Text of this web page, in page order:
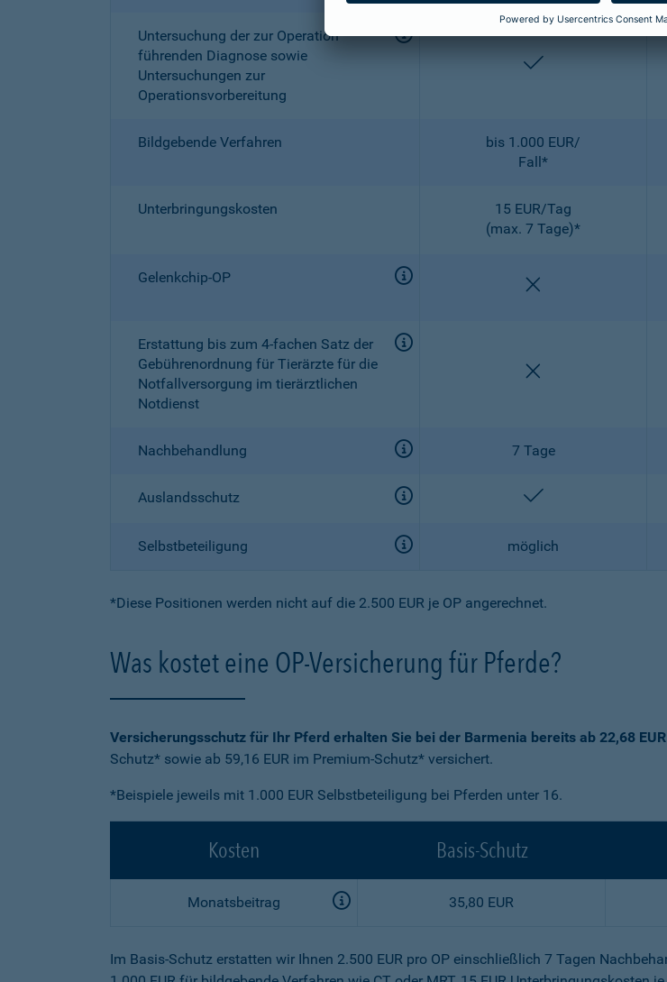
Untersuchung der zur Operation
führenden Diagnose sowie
Untersuchungen zur
Operationsvorbereitung
enthalten
Bildgebende Verfahren
bis 1.000 EUR/
Fall*
Unterbringungskosten
15 EUR/Tag
(max. 7 Tage)*
Gelenkchip-OP
Erstattung bis zum 4-fachen Satz der
Gebührenordnung für Tierärzte für die
Notfallversorgung im tierärztlichen
Notdienst
Nachbehandlung 7 Tage
Auslandsschutz enthalten
Selbstbeteiligung möglich
*Diese Positionen werden nicht auf die 2.500 EUR je OP angerechnet.
Was kostet eine OP-Versicherung für Pferde?
Versicherungsschutz für Ihr Pferd erhalten Sie bei der Barmenia bereits ab 22,68
Schutz* sowie ab 59,16 EUR im Premium-Schutz* versichert.
*Beispiele jeweils mit 1.000 EUR Selbstbeteiligung bei Pferden unter 16.
Kosten Basis-Schutz
Monatsbeitrag 35,80 EUR
Im Basis-Schutz erstatten wir Ihnen 2.500 EUR pro OP einschließlich 7 Tagen